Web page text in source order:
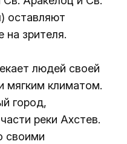
оставляют
на зрителя.
людей своей
мягким климатом.
город,
реки Ахстев.
своими